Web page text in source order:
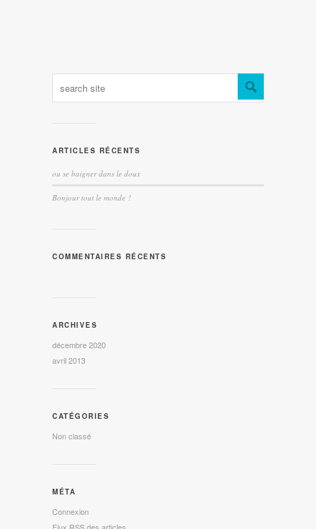
ARTICLES RÉCENTS
ou se baigner dans le doux
Bonjour tout le monde !
COMMENTAIRES RÉCENTS
ARCHIVES
décembre 2020
avril 2013
CATÉGORIES
Non classé
MÉTA
Connexion
Flux RSSdes articles